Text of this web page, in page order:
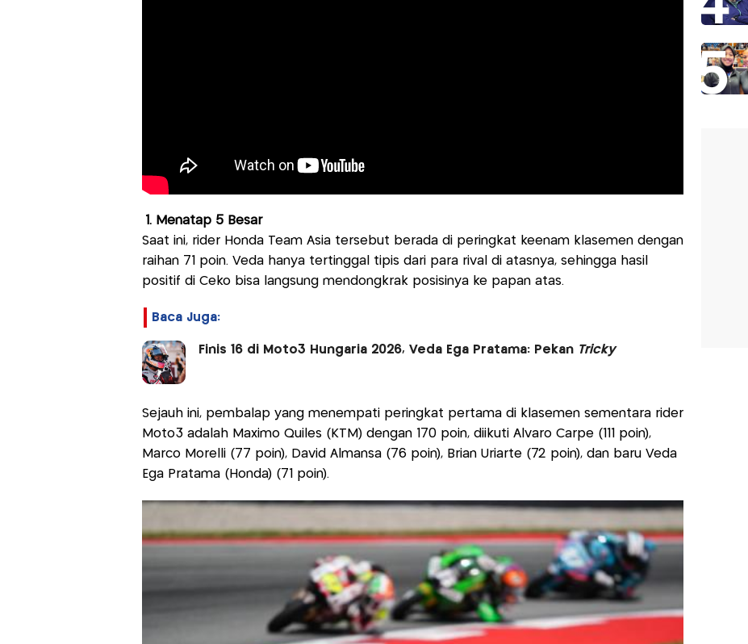
1. Menatap 5 Besar
Saat ini, rider Honda Team Asia tersebut berada di peringkat keenam klasemen dengan
raihan 71 poin. Veda hanya tertinggal tipis dari para rival di atasnya, sehingga hasil
positif di Ceko bisa langsung mendongkrak posisinya ke papan atas.
Baca Juga:
Finis 16 di Moto3 Hungaria 2026, Veda Ega Pratama: Pekan Tricky
Sejauh ini, pembalap yang menempati peringkat pertama di klasemen sementara rider
Moto3 adalah Maximo Quiles (KTM) dengan 170 poin, diikuti Alvaro Carpe (111 poin),
Marco Morelli (77 poin), David Almansa (76 poin), Brian Uriarte (72 poin), dan baru Veda
Ega Pratama (Honda) (71 poin).